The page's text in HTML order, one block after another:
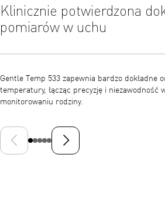
Klinicznie potwierdzona
pomiarów w uchu
Gentle Temp 533 zapewnia bardzo dokładne
temperatury, łącząc precyzję i niezawodność
monitorowaniu rodziny.
Poprzedni slajdNastępny slajd